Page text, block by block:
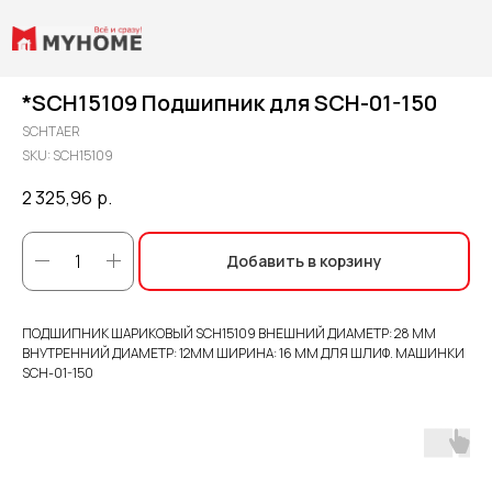
*SCH15109 Подшипник для SCH-01-150
SCHTAER
SKU: SCH15109
2 325,96 р.
Добавить в корзину
ПОДШИПНИК ШАРИКОВЫЙ SCH15109 ВНЕШНИЙ ДИАМЕТР: 28 ММ
ВНУТРЕННИЙ ДИАМЕТР: 12ММ ШИРИНА: 16 ММ ДЛЯ ШЛИФ. МАШИНКИ
SCH-01-150